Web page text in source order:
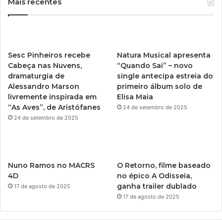
g
r
a
Sesc Pinheiros recebe
Cabeça nas Nuvens,
dramaturgia de
Alessandro Marson
livremente inspirada em
“As Aves”, de Aristófanes
24 de setembro de 2025
Natura Musical apresenta
“Quando Sai” – novo
single antecipa estreia do
primeiro álbum solo de
Elisa Maia
24 de setembro de 2025
Nuno Ramos no MACRS
4D
17 de agosto de 2025
O Retorno, filme baseado
no épico A Odisseia,
ganha trailer dublado
17 de agosto de 2025